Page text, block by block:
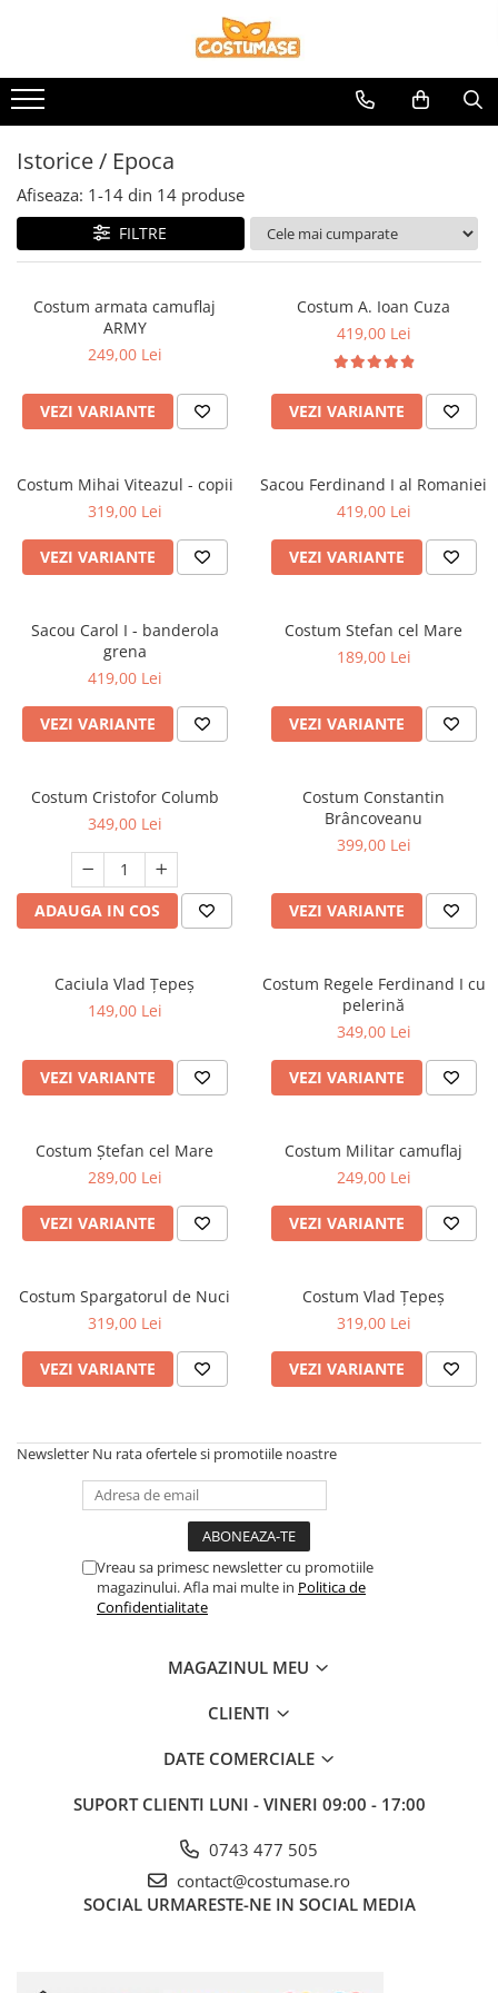
Personaje Baieti
Uniforme baieti
Printese
Desene animate / Povesti
Craciun
Fructe / Legume
Istorice / Epoca
Botez / Aniversare
Uniforme
Desene animate / Povesti
Printi
Craciun
Istorice / Epoca
Fructe / Legume
Animale / Insecte
Meserii
Uniforme
Istorice / Epoca
Afiseaza: 1-14 din 14 produse
FILTRE
Costum armata camuflaj
ARMY
249,00 Lei
VEZI VARIANTE
Costum A. Ioan Cuza
419,00 Lei
VEZI VARIANTE
Costum Mihai Viteazul - copii
319,00 Lei
VEZI VARIANTE
Sacou Ferdinand I al Romaniei
419,00 Lei
VEZI VARIANTE
Sacou Carol I - banderola
grena
419,00 Lei
VEZI VARIANTE
Costum Stefan cel Mare
189,00 Lei
VEZI VARIANTE
Costum Cristofor Columb
349,00 Lei
ADAUGA IN COS
Costum Constantin
Brâncoveanu
399,00 Lei
VEZI VARIANTE
Caciula Vlad Țepeș
149,00 Lei
VEZI VARIANTE
Costum Regele Ferdinand I cu
pelerină
349,00 Lei
VEZI VARIANTE
Costum Ștefan cel Mare
289,00 Lei
VEZI VARIANTE
Costum Militar camuflaj
249,00 Lei
VEZI VARIANTE
Costum Spargatorul de Nuci
319,00 Lei
VEZI VARIANTE
Costum Vlad Țepeș
319,00 Lei
VEZI VARIANTE
Newsletter Nu rata ofertele si promotiile noastre
Vreau sa primesc newsletter cu promotiile
magazinului. Afla mai multe in Politica de
Confidentialitate
MAGAZINUL MEU
CLIENTI
DATE COMERCIALE
SUPORT CLIENTI LUNI - VINERI 09:00 - 17:00
0743 477 505
contact@costumase.ro
SOCIAL URMARESTE-NE IN SOCIAL MEDIA